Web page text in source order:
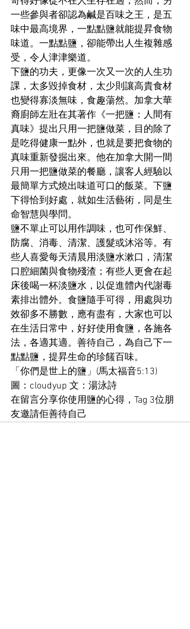
一些參與者卻認為鹹是百味之王，是五
味中最高境界，一點點鹽就能提昇食物
味道。一點點鹽，卻能帶出人生複雜感
受，令人津津樂道。
下鹽的功夫，更像一次又一次的人生功
課，太多毀掉食材，太少則讓高貴食材
也變得寡淡無味，食趣蕩然。加拿大華
裔廚師左壯在其著作《一把鹽：人間有
真味》提出只用一把鹽做菜，目的除了
是吃得健康一點外，也就是要把食物的
真味重新發掘出來。他在加拿大開一間
只用一把鹽做菜的餐廳，讓客人經驗以
最簡單方式燒出味道可口的飯菜。下鹽
下得恰到好處，就如生活藝術，同是生
命智慧與學問。
鹽不單止可以用作調味，也可作保鮮、
防腐、消毒、清潔、護髮或沐浴等。有
些人喜愛每天清晨用淡鹽水漱口，清潔
口腔細菌與食物殘渣；有些人更會在起
床後喝一杯淡鹽水，以促進體內代謝毒
素排出體外。食鹽隨手可得，用處與功
效卻多不勝數，應有盡有，大家也可以
在生活日常中，好好使用食鹽，各施各
法，各適其適。善待自己，為自己下一
點點鹽，提昇生命的珍饈百味。
「你們是世上的鹽」(馬太福音5:13)
圖：cloudyup 文：湯泳詩
在留言分享你使用鹽的心得，Tag 3位朋
友邀請佢善待自己